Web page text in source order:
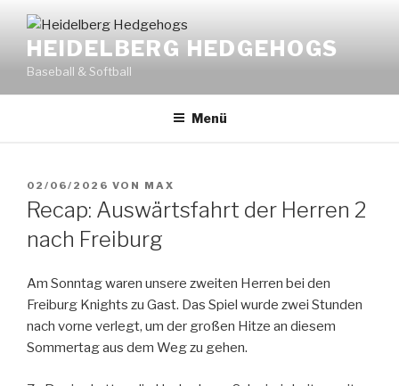
Inhalt
springenHEIDELBERG HEDGEHOGS
Baseball & Softball
Menü
VERÖFFENTLICHT
AM
02/06/2026 VON MAX
Recap: Auswärtsfahrt der Herren 2
nach Freiburg
Am Sonntag waren unsere zweiten Herren bei den
Freiburg Knights zu Gast. Das Spiel wurde zwei Stunden
nach vorne verlegt, um der großen Hitze an diesem
Sommertag aus dem Weg zu gehen.